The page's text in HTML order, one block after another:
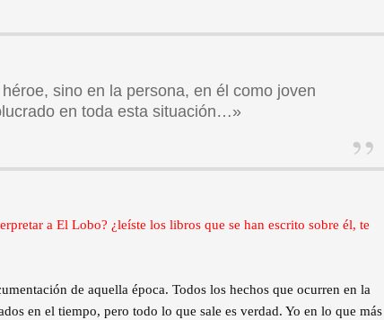
sino en la persona, en él como joven
en toda esta situación…»
a El Lobo? ¿leíste los libros que se han escrito sobre él, te
de aquella época. Todos los hechos que ocurren en la
en el tiempo, pero todo lo que sale es verdad. Yo en lo que más